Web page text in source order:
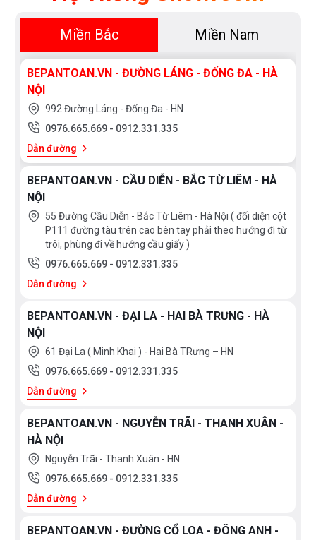
Miền Bắc Miền Nam
BEPANTOAN.VN - ĐƯỜNG LÁNG - ĐỐNG ĐA - HÀ
NỘI
992 Đường Láng - Đống Đa - HN
0976.665.669 - 0912.331.335
Dẫn đường
BEPANTOAN.VN - CẦU DIỄN - BẮC TỪ LIÊM - HÀ
NỘI
55 Đường Cầu Diễn - Bắc Từ Liêm - Hà Nội ( đối diện cột
P111 đường tàu trên cao bên tay phải theo hướng đi từ
trôi, phùng đi về hướng cầu giấy )
0976.665.669 - 0912.331.335
Dẫn đường
BEPANTOAN.VN - ĐẠI LA - HAI BÀ TRƯNG - HÀ
NỘI
61 Đại La ( Minh Khai ) - Hai Bà TRưng – HN
0976.665.669 - 0912.331.335
Dẫn đường
BEPANTOAN.VN - NGUYỄN TRÃI - THANH XUÂN -
HÀ NỘI
Nguyễn Trãi - Thanh Xuân - HN
0976.665.669 - 0912.331.335
Dẫn đường
BEPANTOAN.VN - ĐƯỜNG CỔ LOA - ĐÔNG ANH -